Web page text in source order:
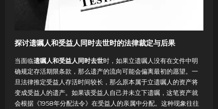
探讨遗嘱人和受益人同时去世时的法律裁定与后果
当面临遗嘱人和受益人同时去世时，如果立遗嘱人没有在文件中明
确规定存活期限条款，那么遗产的流向可能会偏离最初的愿望。一
旦法律推定受益人存活时间较长，那么原本属于立遗嘱人的资产将
变成受益人的遗产。如果该受益人自己并未立下遗嘱，这笔资产就
会根据《1958年分配法令》在受益人的亲属中分配。这种现象往往